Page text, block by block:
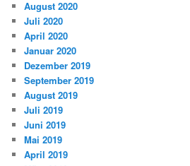
August 2020
Juli 2020
April 2020
Januar 2020
Dezember 2019
September 2019
August 2019
Juli 2019
Juni 2019
Mai 2019
April 2019